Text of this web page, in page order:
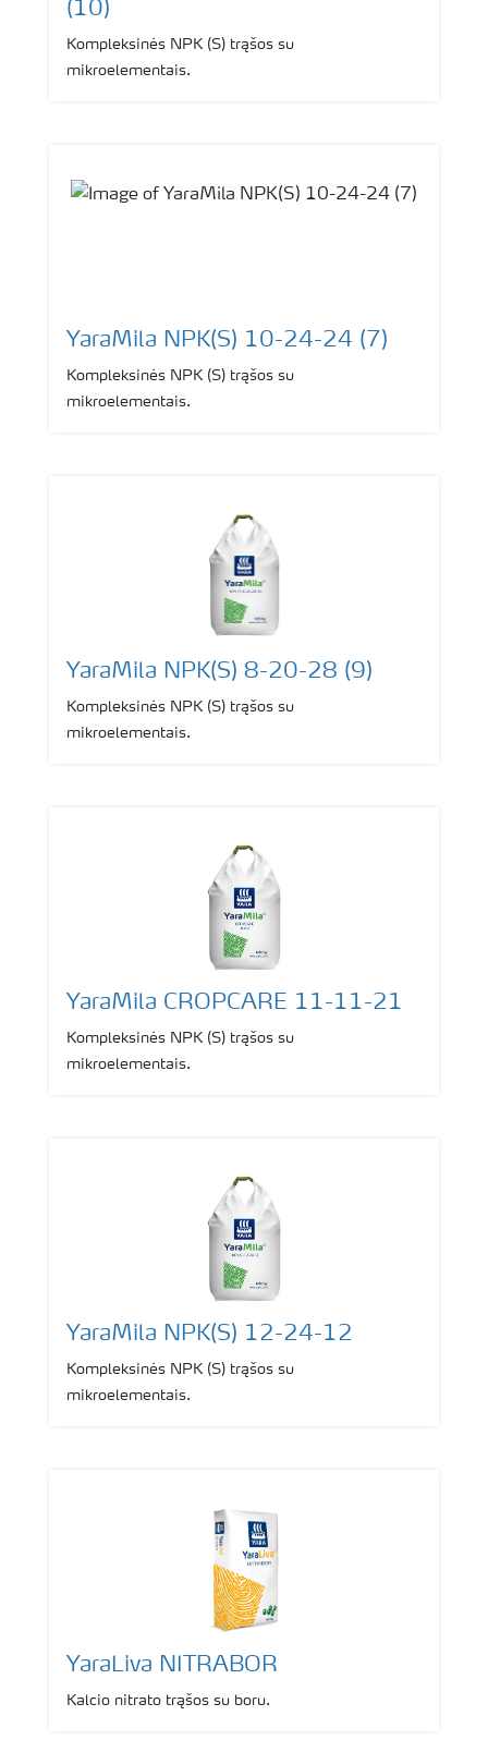
(10)
Kompleksinės NPK (S) trąšos su
mikroelementais.
YaraMila NPK(S) 10-24-24 (7)
Kompleksinės NPK (S) trąšos su
mikroelementais.
YaraMila NPK(S) 8-20-28 (9)
Kompleksinės NPK (S) trąšos su
mikroelementais.
YaraMila CROPCARE 11-11-21
Kompleksinės NPK (S) trąšos su
mikroelementais.
YaraMila NPK(S) 12-24-12
Kompleksinės NPK (S) trąšos su
mikroelementais.
YaraLiva NITRABOR
Kalcio nitrato trąšos su boru.